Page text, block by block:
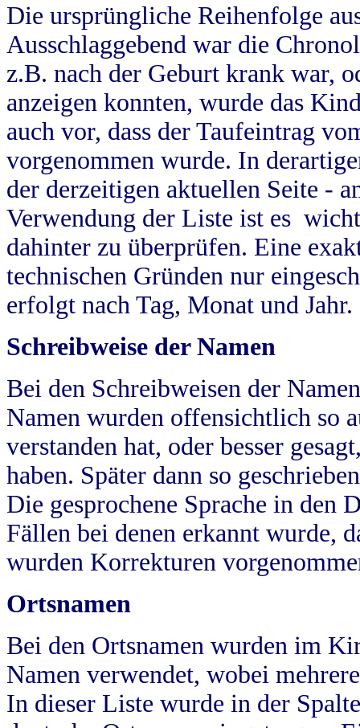
Die ursprüngliche Reihenfolge
Ausschlaggebend war die
z.B. nach der Geburt krank war,
anzeigen konnten, wurde das
auch vor, dass der Taufeintrag
vorgenommen wurde. In
der derzeitigen aktuellen Seite -
Verwendung der Liste ist es
dahinter zu überprüfen. Eine
technischen Gründen nur
erfolgt nach Tag, Monat und Jahr.
Schreibweise der Namen
Bei den Schreibweisen der
Namen wurden offensichtlich so
verstanden hat, oder besser
haben. Später dann so
Die gesprochene Sprache in
Fällen bei denen erkannt wurde,
wurden Korrekturen
Ortsnamen
Bei den Ortsnamen wurden im
Namen verwendet, wobei
In dieser Liste wurde in der